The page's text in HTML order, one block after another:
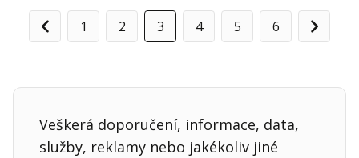
Předchozí
1 2 3 4 5 6
Další
Veškerá doporučení, informace, data,
služby, reklamy nebo jakékoliv jiné